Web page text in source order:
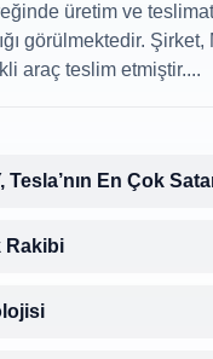
üretim ve teslimat
görülmektedir.
araç teslim etmiştir....
Tesla’nın En Çok
Rakibi